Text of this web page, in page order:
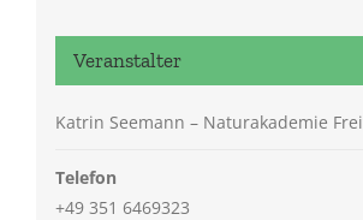
Veranstalter
Katrin Seemann – Naturakademie
Telefon
+49 351 6469323